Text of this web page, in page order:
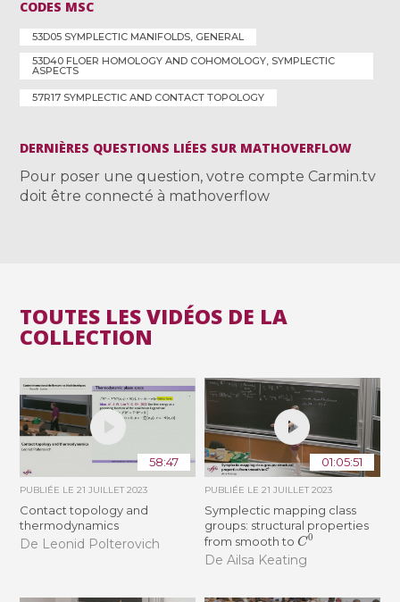
CODES MSC
53D05 SYMPLECTIC MANIFOLDS, GENERAL
53D40 FLOER HOMOLOGY AND COHOMOLOGY, SYMPLECTIC
ASPECTS
57R17 SYMPLECTIC AND CONTACT TOPOLOGY
DERNIÈRES QUESTIONS LIÉES SUR MATHOVERFLOW
Pour poser une question, votre compte Carmin.tv
doit être connecté à mathoverflow
TOUTES LES VIDÉOS DE LA
COLLECTION
58:47
PUBLIÉE LE21 JUILLET 2023
Contact topology and
thermodynamics
De Leonid Polterovich
01:05:51
PUBLIÉE LE 21 JUILLET 2023
Symplectic mapping class
groups: structural properties
from smooth to C0
De Ailsa Keating